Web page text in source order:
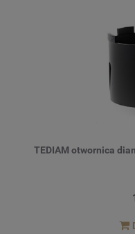
TEDIAM otwornica